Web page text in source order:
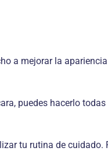
a mejorar la
puedes hacerlo
tu rutina de cuidado.